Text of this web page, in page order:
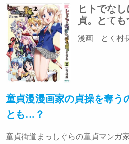
ヒトでな
貞。とても
漫画：とく村
童貞漫漫画家の貞操を奪う
とも…？
童貞街道まっしぐらの童貞マンガ